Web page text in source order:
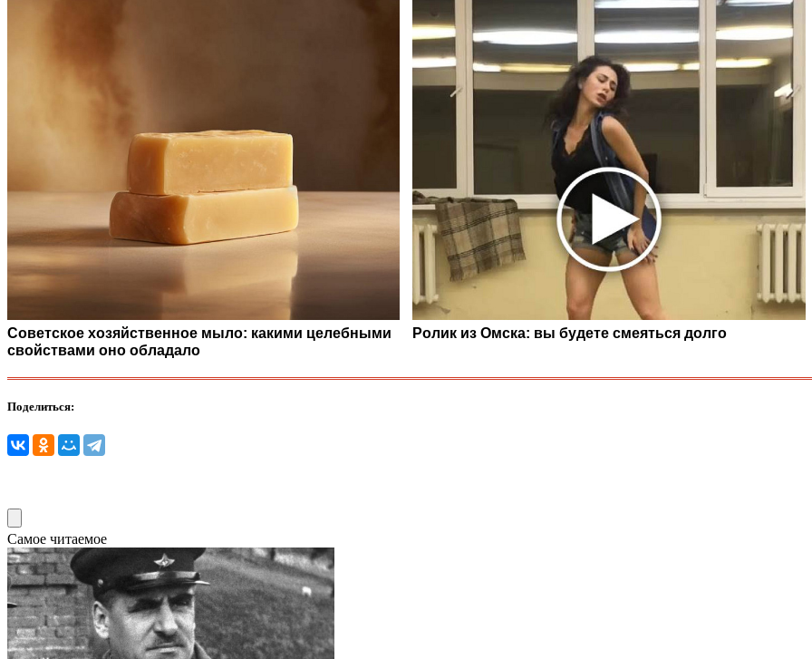
Советское хозяйственное мыло: какими целебными
свойствами оно обладало
Ролик из Омска: вы будете смеяться долго
Поделиться:
Самое читаемое